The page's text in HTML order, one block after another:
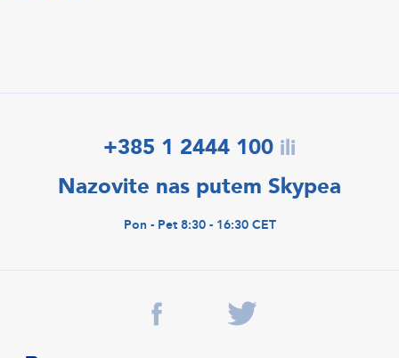
+385 1 2444 100 ili
Nazovite nas putem Skypea
Pon - Pet 8:30 - 16:30 CET